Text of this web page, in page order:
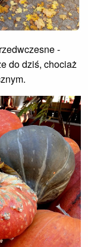
-
do dziś, chociaż